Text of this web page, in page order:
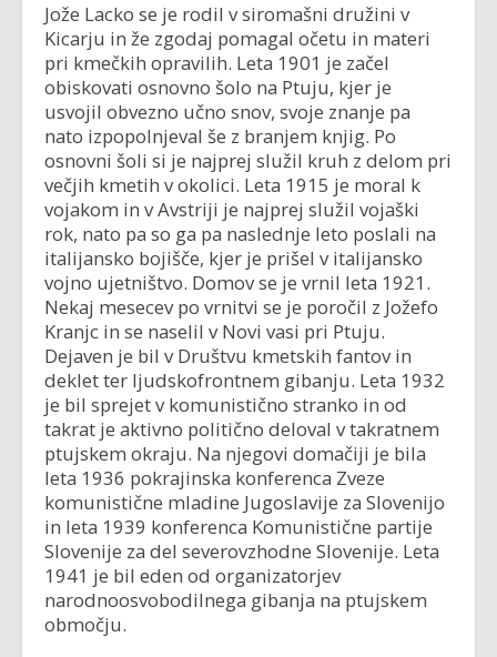
Jože Lacko se je rodil v siromašni družini v
Kicarju in že zgodaj pomagal očetu in materi
pri kmečkih opravilih. Leta 1901 je začel
obiskovati osnovno šolo na Ptuju, kjer je
usvojil obvezno učno snov, svoje znanje pa
nato izpopolnjeval še z branjem knjig. Po
osnovni šoli si je najprej služil kruh z delom pri
večjih kmetih v okolici. Leta 1915 je moral k
vojakom in v Avstriji je najprej služil vojaški
rok, nato pa so ga pa naslednje leto poslali na
italijansko bojišče, kjer je prišel v italijansko
vojno ujetništvo. Domov se je vrnil leta 1921.
Nekaj mesecev po vrnitvi se je poročil z Jožefo
Kranjc in se naselil v Novi vasi pri Ptuju.
Dejaven je bil v Društvu kmetskih fantov in
deklet ter ljudskofrontnem gibanju. Leta 1932
je bil sprejet v komunistično stranko in od
takrat je aktivno politično deloval v takratnem
ptujskem okraju. Na njegovi domačiji je bila
leta 1936 pokrajinska konferenca Zveze
komunistične mladine Jugoslavije za Slovenijo
in leta 1939 konferenca Komunistične partije
Slovenije za del severovzhodne Slovenije. Leta
1941 je bil eden od organizatorjev
narodnoosvobodilnega gibanja na ptujskem
območju.